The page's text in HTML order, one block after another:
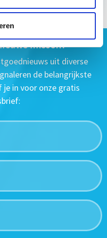
missen?
uit diverse
de belangrijkste
in voor onze gratis